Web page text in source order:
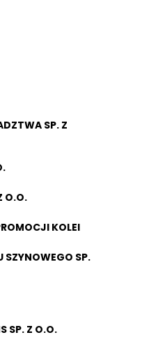
SP. Z
O.O.
KOLEI
SZYNOWEGO SP.
SP. Z O.O.